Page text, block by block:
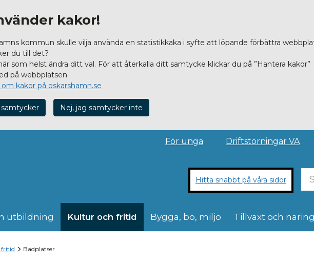
kakor!
kommun skulle vilja använda en statistikkaka i syfte att löpande förbättra
du till det?
som helst ändra ditt val. För att återkalla ditt samtycke klickar du på ”Hantera kakor”
på webbplatsen
kakor på oskarshamn.se
samtycker Nej, jag samtycker inte
För unga Driftstörningar VA
Hitta snabbt på våra sidor
utbildning Kultur och fritid Bygga, bo, miljö Tillväxt och
fritid Badplatser